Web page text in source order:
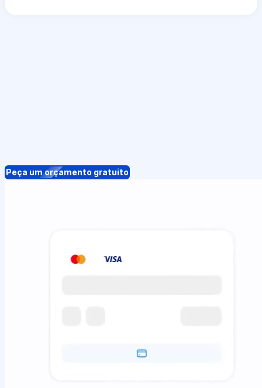
Peça um orçamento gratuito